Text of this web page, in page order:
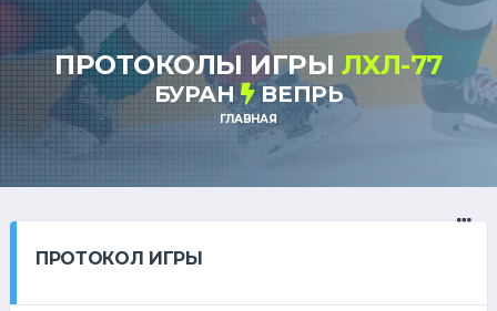
ПРОТОКОЛЫ ИГРЫ ЛХЛ-77
БУРАН ВЕПРЬ
ГЛАВНАЯ
ПРОТОКОЛ ИГРЫ